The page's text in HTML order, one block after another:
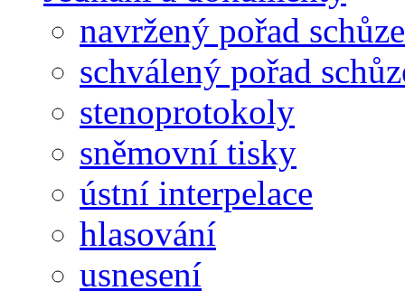
navržený pořad schůze
schválený pořad
stenoprotokoly
sněmovní tisky
ústní interpelace
hlasování
usnesení